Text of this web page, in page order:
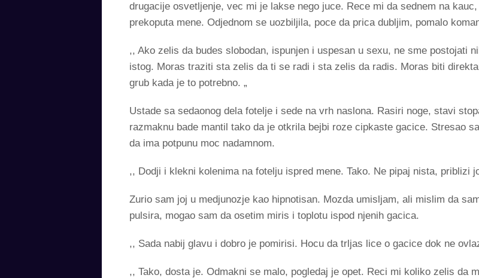
drugacije osvetljenje, vec mi je lakse nego juce. Rece mi da sednem na
prekoputa mene. Odjednom se uozbiljila, poce da prica dubljim, pomalo
,, Ako zelis da budes slobodan, ispunjen i uspesan u sexu, ne sme postojati
istog. Moras traziti sta zelis da ti se radi i sta zelis da radis. Moras biti
grub kada je to potrebno. „
Ustade sa sedaonog dela fotelje i sede na vrh naslona. Rasiri noge, stavi
razmaknu bade mantil tako da je otkrila bejbi roze cipkaste gacice. Stresao
da ima potpunu moc nadamnom.
,, Dodji i klekni kolenima na fotelju ispred mene. Tako. Ne pipaj nista, priblizi
Zurio sam joj u medjunozje kao hipnotisan. Mozda umisljam, ali mislim da
pulsira, mogao sam da osetim miris i toplotu ispod njenih gacica.
,, Sada nabij glavu i dobro je pomirisi. Hocu da trljas lice o gacice dok ne
,, Tako, dosta je. Odmakni se malo, pogledaj je opet. Reci mi koliko zelis da